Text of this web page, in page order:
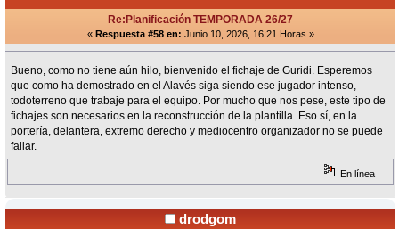
Re:Planificación TEMPORADA 26/27
« Respuesta #58 en: Junio 10, 2026, 16:21 Horas »
Bueno, como no tiene aún hilo, bienvenido el fichaje de Guridi. Esperemos
que como ha demostrado en el Alavés siga siendo ese jugador intenso,
todoterreno que trabaje para el equipo. Por mucho que nos pese, este tipo de
fichajes son necesarios en la reconstrucción de la plantilla. Eso sí, en la
portería, delantera, extremo derecho y mediocentro organizador no se puede
fallar.
En línea
drodgom